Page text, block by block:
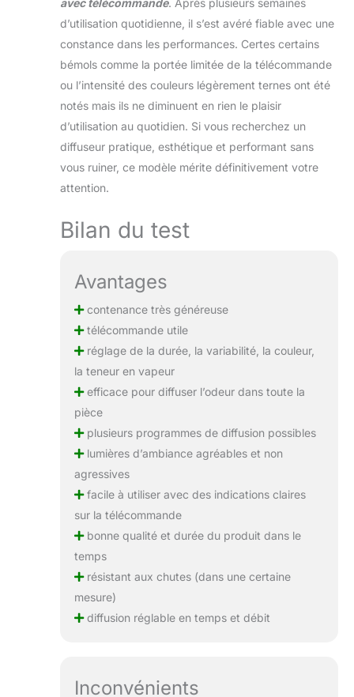
avec télécommande. Après plusieurs semaines
d’utilisation quotidienne, il s’est avéré fiable avec une
constance dans les performances. Certes certains
bémols comme la portée limitée de la télécommande
ou l’intensité des couleurs légèrement ternes ont été
notés mais ils ne diminuent en rien le plaisir
d’utilisation au quotidien. Si vous recherchez un
diffuseur pratique, esthétique et performant sans
vous ruiner, ce modèle mérite définitivement votre
attention.
Bilan du test
Avantages
contenance très généreuse
télécommande utile
réglage de la durée, la variabilité, la couleur,
la teneur en vapeur
efficace pour diffuser l’odeur dans toute la
pièce
plusieurs programmes de diffusion possibles
lumières d’ambiance agréables et non
agressives
facile à utiliser avec des indications claires
sur la télécommande
bonne qualité et durée du produit dans le
temps
résistant aux chutes (dans une certaine
mesure)
diffusion réglable en temps et débit
Inconvénients